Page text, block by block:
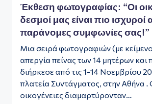
Έκθεση φωτογραφίας: “Οι
δεσμοί μας είναι πιο ισχυροί
παράνομες συμφωνίες σας!”
Μια σειρά φωτογραφιών (με
απεργία πείνας των 14 μητέρων
διήρκεσε από τις 1-14 Νοεμβρίου
πλατεία Συντάγματος, στην Αθήνα .
οικογένειες διαμαρτύρονταν…